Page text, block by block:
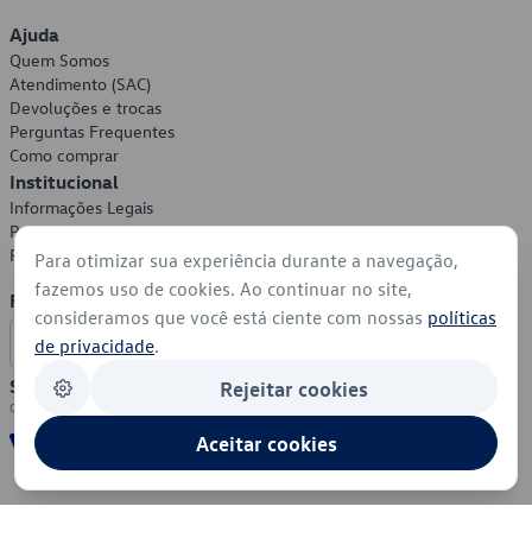
Ajuda
Quem Somos
Atendimento (SAC)
Devoluções e trocas
Perguntas Frequentes
Como comprar
Institucional
Informações Legais
Política de Privacidade
Política de Cookies
Formas de Pagamento
Segurança
Para otimizar sua experiência durante a navegação,
fazemos uso de cookies. Ao continuar no site,
consideramos que você está ciente com nossas políticas
de privacidade.
Rejeitar cookies
Aceitar cookies